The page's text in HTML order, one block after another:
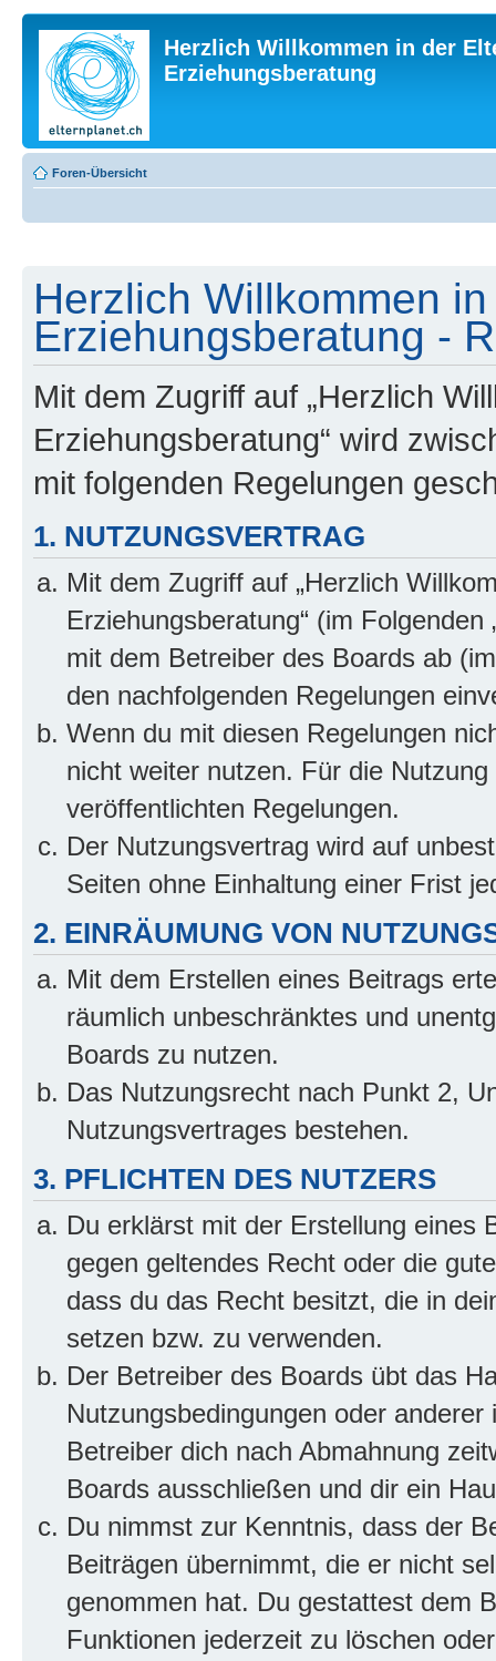
Herzlich Willkommen in der
Erziehungsberatung
Foren-Übersicht
Herzlich Willkommen
Erziehungsberatung -
Mit dem Zugriff auf „Herzlich
Erziehungsberatung“ wird
mit folgenden Regelungen
1. NUTZUNGSVERTRAG
Mit dem Zugriff auf „Herzlich
Erziehungsberatung“ (im
mit dem Betreiber des Boards ab
den nachfolgenden Regelungen
Wenn du mit diesen Regelungen
nicht weiter nutzen. Für die
veröffentlichten Regelungen.
Der Nutzungsvertrag wird auf
Seiten ohne Einhaltung einer Frist
2. EINRÄUMUNG VON
Mit dem Erstellen eines Beitrags
räumlich unbeschränktes und
Boards zu nutzen.
Das Nutzungsrecht nach Punkt 2,
Nutzungsvertrages bestehen.
3. PFLICHTEN DES NUTZERS
Du erklärst mit der Erstellung eines
gegen geltendes Recht oder die
dass du das Recht besitzt, die in
setzen bzw. zu verwenden.
Der Betreiber des Boards übt das
Nutzungsbedingungen oder
Betreiber dich nach Abmahnung
Boards ausschließen und dir ein
Du nimmst zur Kenntnis, dass der
Beiträgen übernimmt, die er nicht
genommen hat. Du gestattest dem
Funktionen jederzeit zu löschen